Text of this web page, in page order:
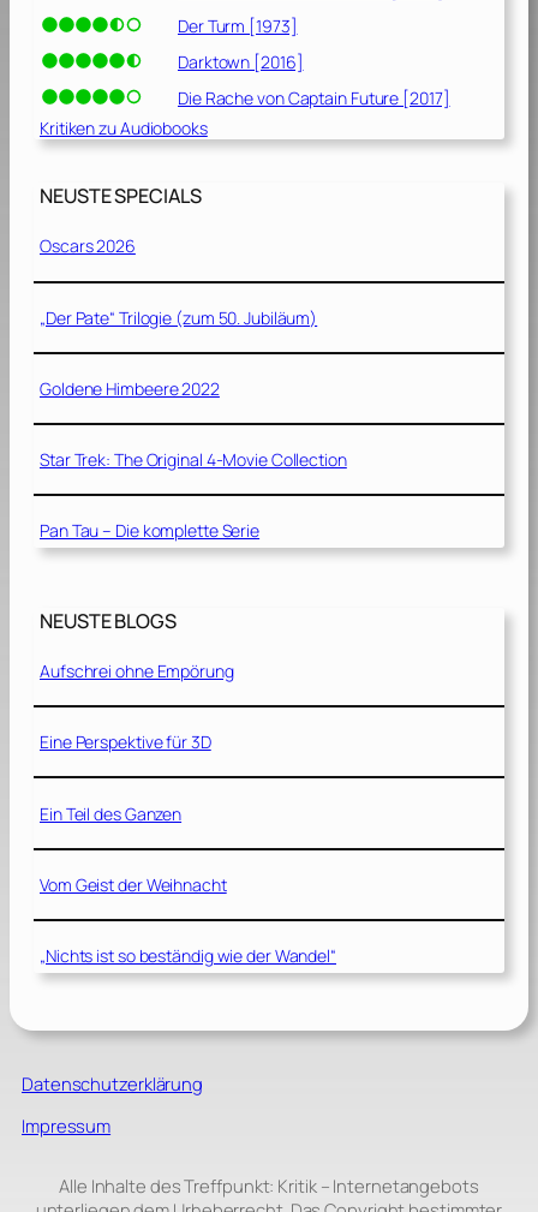
Der Turm [1973]
Darktown [2016]
Die Rache von Captain Future [2017]
Kritiken zu Audiobooks
NEUSTE SPECIALS
Oscars 2026
„Der Pate“ Trilogie (zum 50. Jubiläum)
Goldene Himbeere 2022
Star Trek: The Original 4-Movie Collection
Pan Tau – Die komplette Serie
NEUSTE BLOGS
Aufschrei ohne Empörung
Eine Perspektive für 3D
Ein Teil des Ganzen
Vom Geist der Weihnacht
„Nichts ist so beständig wie der Wandel“
Datenschutzerklärung
Impressum
Alle Inhalte des Treffpunkt: Kritik – Internetangebots